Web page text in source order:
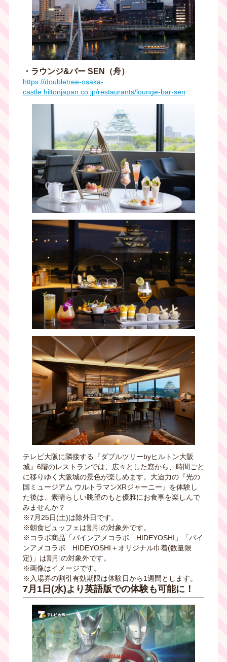
・ラウンジ&バー SEN（舟）
https://doubletree-osaka-
castle.hiltonjapan.co.jp/restaurants/lounge-bar-sen
テレビ大阪に隣接する『ダブルツリーbyヒルトン大阪
城』6階のレストランでは、広々とした窓から、時間ごと
に移りゆく大阪城の景色が楽しめます。大迫力の『光の
国ミュージアム ウルトラマンXRジャーニー』を体験し
た後は、素晴らしい眺望のもと優雅にお食事を楽しんで
みませんか？
※7月25日(土)は除外日です。
※朝食ビュッフェは割引の対象外です。
※コラボ商品「パインアメコラボ HIDEYOSHI」「パイ
ンアメコラボ HIDEYOSHI＋オリジナル巾着(数量限
定)」は割引の対象外です。
※画像はイメージです。
※入場券の割引有効期限は体験日から1週間とします。
7月1日(水)より英語版での体験も可能に！